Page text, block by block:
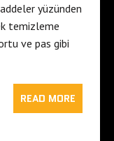
yüzünden
temizleme
ve pas gibi
READ MORE